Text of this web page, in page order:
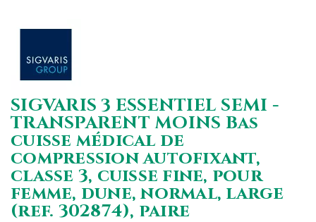
SIGVARIS 3 ESSENTIEL SEMI -
TRANSPARENT MOINS Bas
cuisse médical de
compression autofixant,
classe 3, cuisse fine, pour
femme, dune, normal, large
(ref. 302874), paire